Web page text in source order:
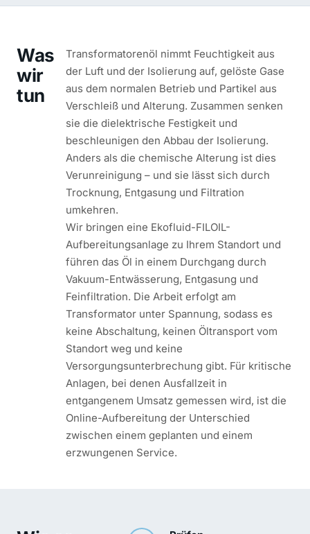
Was
wir
tun
Transformatorenöl nimmt Feuchtigkeit aus
der Luft und der Isolierung auf, gelöste Gase
aus dem normalen Betrieb und Partikel aus
Verschleiß und Alterung. Zusammen senken
sie die dielektrische Festigkeit und
beschleunigen den Abbau der Isolierung.
Anders als die chemische Alterung ist dies
Verunreinigung – und sie lässt sich durch
Trocknung, Entgasung und Filtration
umkehren.
Wir bringen eine Ekofluid-FILOIL-
Aufbereitungsanlage zu Ihrem Standort und
führen das Öl in einem Durchgang durch
Vakuum-Entwässerung, Entgasung und
Feinfiltration. Die Arbeit erfolgt am
Transformator unter Spannung, sodass es
keine Abschaltung, keinen Öltransport vom
Standort weg und keine
Versorgungsunterbrechung gibt. Für kritische
Anlagen, bei denen Ausfallzeit in
entgangenem Umsatz gemessen wird, ist die
Online-Aufbereitung der Unterschied
zwischen einem geplanten und einem
erzwungenen Service.